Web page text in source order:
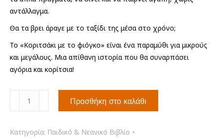
αντάλλαγμα.
Θα τα βρει άραγε με το ταξίδι της μέσα στο χρόνο;
Το «Κοριτσάκι με το φιόγκο» είναι ένα παραμύθι για μικρούς
και μεγάλους. Μια απίθανη ιστορία που θα συναρπάσει
αγόρια και κορίτσια!
το
Προσθήκη στο καλάθι
Κατηγορία: Παιδικό & Νεανικό Βιβλίο